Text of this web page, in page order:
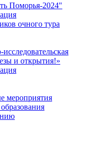
Поморья-2024"
очного тура
и открытия!»
мероприятия